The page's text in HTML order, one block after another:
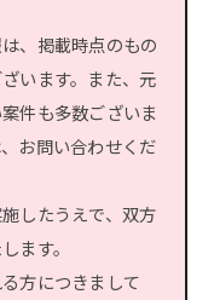
、掲載時点のもの
います。また、元
件も多数ございま
お問い合わせくだ
したうえで、双方
ます。
方につきまして